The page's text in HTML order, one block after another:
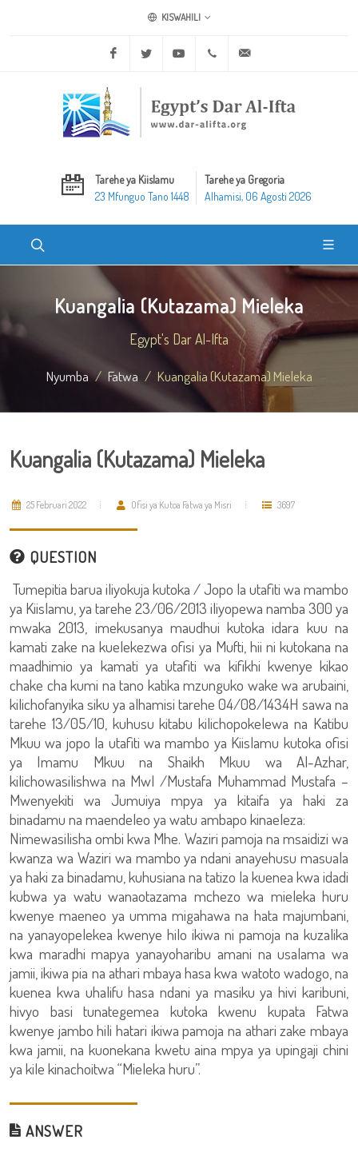
KISWAHILI
Facebook Twitter Youtube +20 2 25970400
Tarehe ya Kiislamu
23 Mfunguo Tano 1448
Tarehe ya Gregoria
Alhamisi, 06 Agosti 2026
Kuangalia (Kutazama) Mieleka
Egypt's Dar Al-Ifta
Nyumba Fatwa Kuangalia (Kutazama) Mieleka
Kuangalia (Kutazama) Mieleka
25 Februari 2022 Ofisi ya Kutoa Fatwa ya Misri 3697
QUESTION
Tumepitia barua iliyokuja kutoka / Jopo la utafiti wa mambo
ya Kiislamu, ya tarehe 23/06/2013 iliyopewa namba 300 ya
mwaka 2013, imekusanya maudhui kutoka idara kuu na
kamati zake na kuelekezwa ofisi ya Mufti, hii ni kutokana na
maadhimio ya kamati ya utafiti wa kifikhi kwenye kikao
chake cha kumi na tano katika mzunguko wake wa arubaini,
kilichofanyika siku ya alhamisi tarehe 04/08/1434H sawa na
tarehe 13/05/10, kuhusu kitabu kilichopokelewa na Katibu
Mkuu wa jopo la utafiti wa mambo ya Kiislamu kutoka ofisi
ya Imamu Mkuu na Shaikh Mkuu wa Al-Azhar,
kilichowasilishwa na Mwl /Mustafa Muhammad Mustafa –
Mwenyekiti wa Jumuiya mpya ya kitaifa ya haki za
binadamu na maendeleo ya watu ambapo kinaeleza:
Nimewasilisha ombi kwa Mhe. Waziri pamoja na msaidizi wa
kwanza wa Waziri wa mambo ya ndani anayehusu masuala
ya haki za binadamu, kuhusiana na tatizo la kuenea kwa idadi
kubwa ya watu wanaotazama mchezo wa mieleka huru
kwenye maeneo ya umma migahawa na hata majumbani,
na yanayopelekea kwenye hilo ikiwa ni pamoja na kuzalika
kwa maradhi mapya yanayoharibu amani na usalama wa
jamii, ikiwa pia na athari mbaya hasa kwa watoto wadogo, na
kuenea kwa uhalifu hasa ndani ya masiku ya hivi karibuni,
hivyo basi tunategemea kutoka kwenu kupata Fatwa
kwenye jambo hili hatari ikiwa pamoja na athari zake mbaya
kwa jamii, na kuonekana kwetu aina mpya ya upingaji chini
ya kile kinachoitwa “Mieleka huru”.
ANSWER